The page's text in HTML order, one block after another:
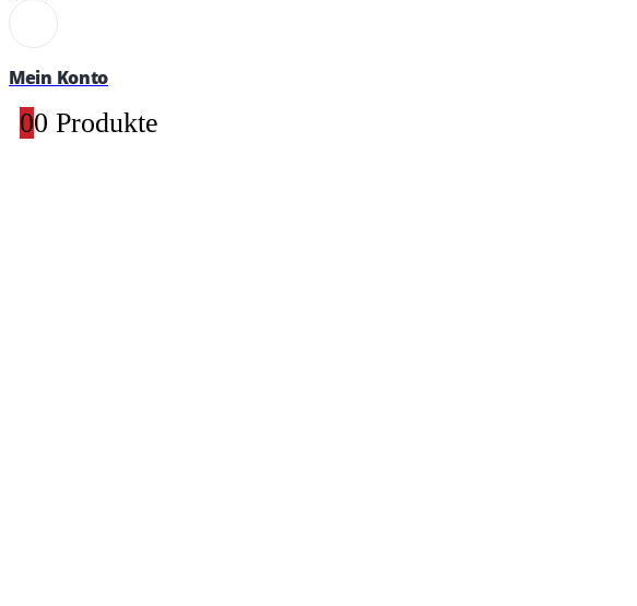
Mein Konto
00 Produkte